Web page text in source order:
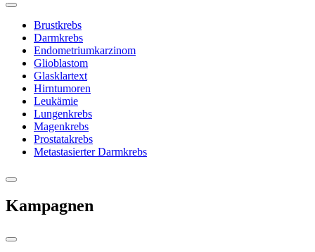
Brustkrebs
Darmkrebs
Endometriumkarzinom
Glioblastom
Glasklartext
Hirntumoren
Leukämie
Lungenkrebs
Magenkrebs
Prostatakrebs
Metastasierter Darmkrebs
Kampagnen